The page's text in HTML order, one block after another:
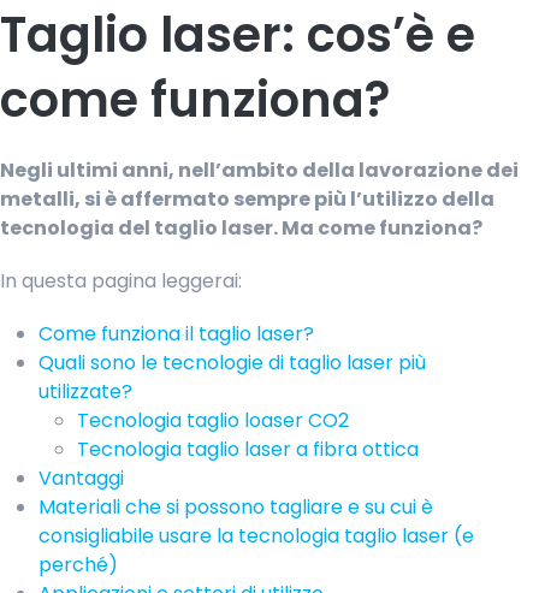
Taglio laser: cos’è e
come funziona?
Negli ultimi anni, nell’ambito della lavorazione dei
metalli, si è affermato sempre più l’utilizzo della
tecnologia del taglio laser. Ma come funziona?
In questa pagina leggerai:
Come funziona il taglio laser?
Quali sono le tecnologie di taglio laser più
utilizzate?
Tecnologia taglio loaser CO2
Tecnologia taglio laser a fibra ottica
Vantaggi
Materiali che si possono tagliare e su cui è
consigliabile usare la tecnologia taglio laser (e
perché)